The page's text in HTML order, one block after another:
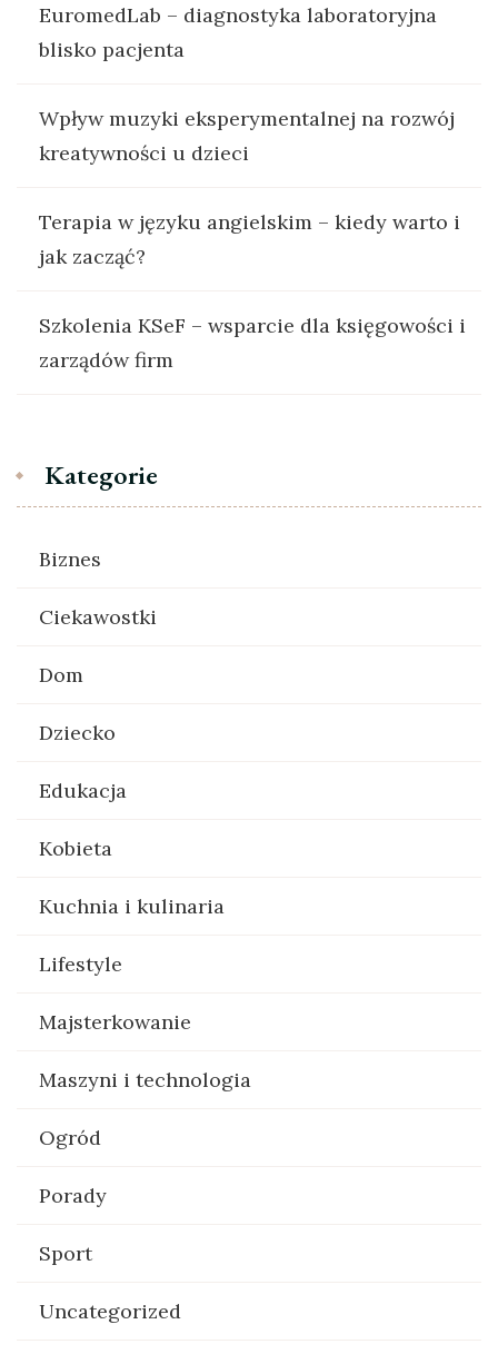
EuromedLab – diagnostyka laboratoryjna
blisko pacjenta
Wpływ muzyki eksperymentalnej na rozwój
kreatywności u dzieci
Terapia w języku angielskim – kiedy warto i
jak zacząć?
Szkolenia KSeF – wsparcie dla księgowości i
zarządów firm
Kategorie
Biznes
Ciekawostki
Dom
Dziecko
Edukacja
Kobieta
Kuchnia i kulinaria
Lifestyle
Majsterkowanie
Maszyni i technologia
Ogród
Porady
Sport
Uncategorized